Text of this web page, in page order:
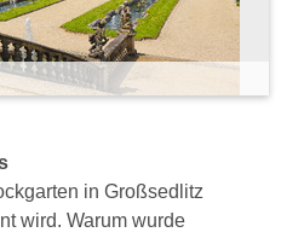
in Großsedlitz
wird. Warum wurde